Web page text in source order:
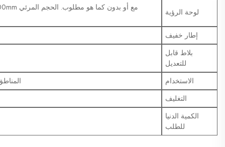
لوحة الرؤية
إطار خفيف
بلاط قابل
للتعديل
الاستخدام
التغليف
الكمية الدنيا
للطلب